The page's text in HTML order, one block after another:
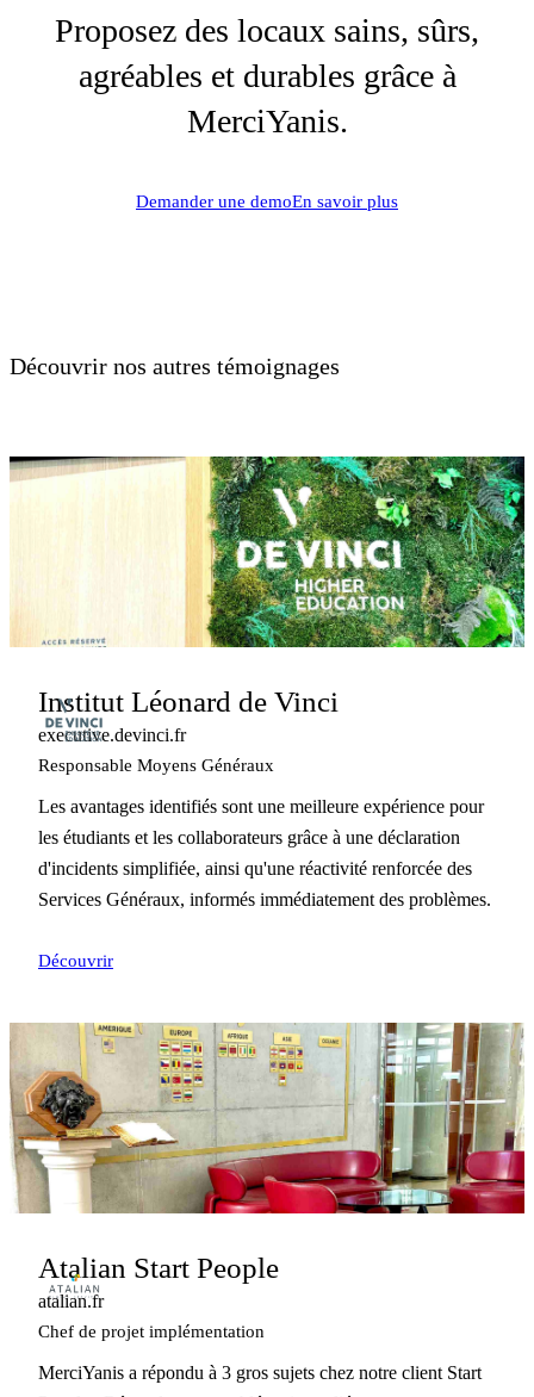
Proposez des locaux sains, sûrs,
agréables et durables grâce à
MerciYanis.
Demander une demoEn savoir plus
Découvrir nos autres témoignages
Institut Léonard de Vinci
executive.devinci.fr
Responsable Moyens Généraux
Les avantages identifiés sont une meilleure expérience pour
les étudiants et les collaborateurs grâce à une déclaration
d'incidents simplifiée, ainsi qu'une réactivité renforcée des
Services Généraux, informés immédiatement des problèmes.
Découvrir
Atalian Start People
atalian.fr
Chef de projet implémentation
MerciYanis a répondu à 3 gros sujets chez notre client Start